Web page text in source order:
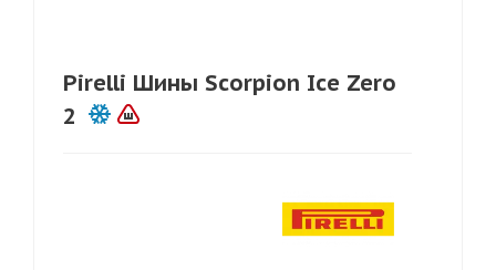
Pirelli Шины Scorpion Ice Zero
2